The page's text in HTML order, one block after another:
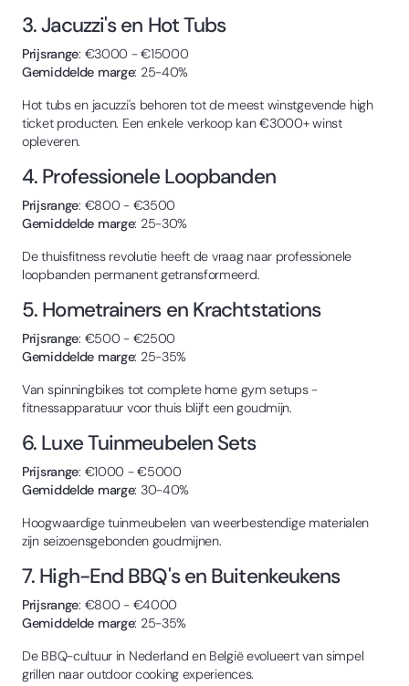
3. Jacuzzi's en Hot Tubs
Prijsrange: €3000 - €15000
Gemiddelde marge: 25-40%
Hot tubs en jacuzzi's behoren tot de meest winstgevende high
ticket producten. Een enkele verkoop kan €3000+ winst
opleveren.
4. Professionele Loopbanden
Prijsrange: €800 - €3500
Gemiddelde marge: 25-30%
De thuisfitness revolutie heeft de vraag naar professionele
loopbanden permanent getransformeerd.
5. Hometrainers en Krachtstations
Prijsrange: €500 - €2500
Gemiddelde marge: 25-35%
Van spinningbikes tot complete home gym setups -
fitnessapparatuur voor thuis blijft een goudmijn.
6. Luxe Tuinmeubelen Sets
Prijsrange: €1000 - €5000
Gemiddelde marge: 30-40%
Hoogwaardige tuinmeubelen van weerbestendige materialen
zijn seizoensgebonden goudmijnen.
7. High-End BBQ's en Buitenkeukens
Prijsrange: €800 - €4000
Gemiddelde marge: 25-35%
De BBQ-cultuur in Nederland en België evolueert van simpel
grillen naar outdoor cooking experiences.